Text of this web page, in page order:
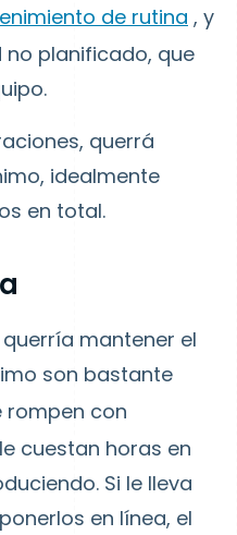
de rutina , y
planificado, que
querrá
idealmente
en total.
mantener el
son bastante
rompen con
cuestan horas en
Si le lleva
en línea, el